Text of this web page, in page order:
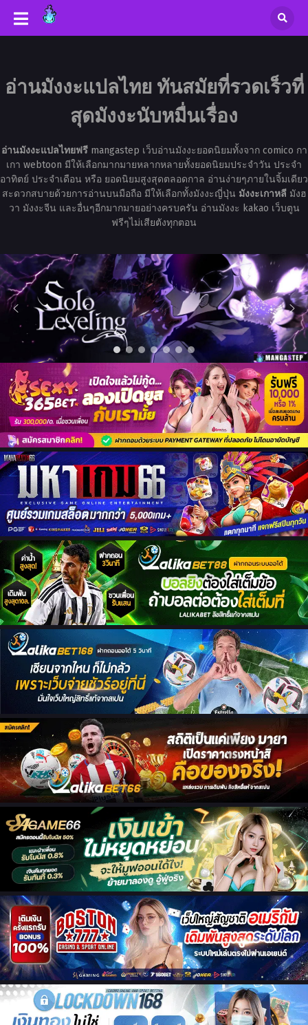
อ่านมังงะแปลไทย ทันสมัยที่รวดเร็วที่
สุดมังงะนับหมื่นเรื่อง
อ่านมังงะแปลไทยฟรีmangastep เว็บอ่านมังงะยอดนิยมทั้งจาก comico กา
เกา webtoon มีให้เลือกมากมายหลากหลายทั้งยอดนิยมประจำวัน ประจำ
อาทิตย์ ประจำเดือน หรือ ยอดนิยมสูงสุดตลอดกาล อ่านง่ายๆภายในจิ้มเดียว
สะดวกสบายด้วยการอ่านบนมือถือ มีให้เลือกทั้งมังงะญี่ปุ่น มังงะเกาหลีมังฮ
วา มังงะจีน และอื่นๆอีกมากมายอย่างครบครัน อ่านมังงะ kakao เว็บตูน
ฟรีๆไม่เสียตังทุกตอน